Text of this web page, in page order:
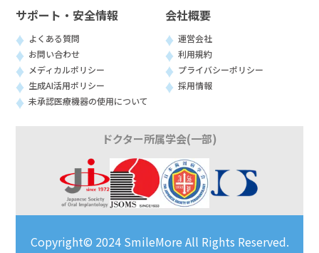
サポート・安全情報
よくある質問
お問い合わせ
メディカルポリシー
生成AI活用ポリシー
未承認医療機器の使用について
会社概要
運営会社
利用規約
プライバシーポリシー
採用情報
ドクター所属学会(一部)
Copyright© 2024 SmileMore All Rights Reserved.